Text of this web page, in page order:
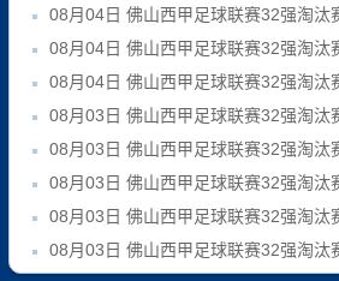
08月04日 佛山西甲足球联赛32强淘汰赛 肇庆恒骏
08月04日 佛山西甲足球联赛32强淘汰赛 广东西南
08月04日 佛山西甲足球联赛32强淘汰赛 藝品高國際 VS 湛
08月03日 佛山西甲足球联赛32强淘汰赛 大塘控股
08月03日 佛山西甲足球联赛32强淘汰赛 广东凤铝
08月03日 佛山西甲足球联赛32强淘汰赛 广州蜀地红
08月03日 佛山西甲足球联赛32强淘汰赛 三水乐民兴健力宝
08月03日 佛山西甲足球联赛32强淘汰赛 广州求信